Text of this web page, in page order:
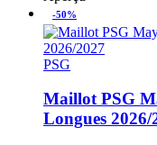
-50%
PSG
Maillot PSG
Longues 2026/